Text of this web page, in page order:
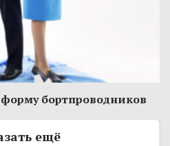
бортпроводников
ещё